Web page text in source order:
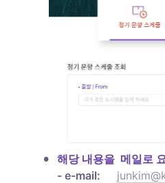
• 해당 내용을  메일로
- e-mail: